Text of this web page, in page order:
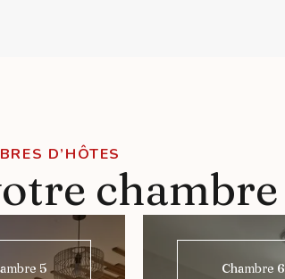
D’HÔTES
chambre
5 Chambre 6